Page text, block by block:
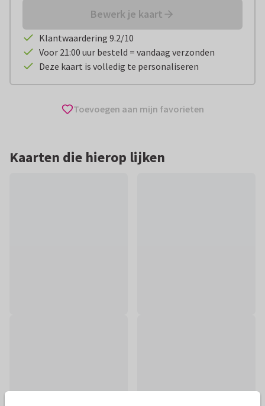
Bewerk je kaart
Klantwaardering 9.2/10
Voor 21:00 uur besteld = vandaag verzonden
Deze kaart is volledig te personaliseren
Toevoegen aan mijn favorieten
Kaarten die hierop lijken